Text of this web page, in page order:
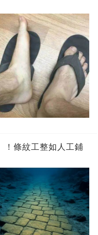
！條紋工整如人工鋪